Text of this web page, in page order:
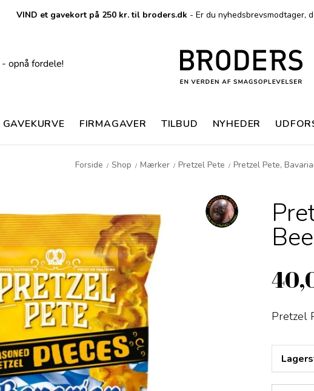
VIND et gavekort på 250 kr. til broders.dk - Er du nyhedsbrevsmodtager,
opnå fordele!
GAVEKURVE FIRMAGAVER TILBUD NYHEDER
Forside / Shop / Mærker / Pretzel Pete / Pretzel Pete,
Pretzel